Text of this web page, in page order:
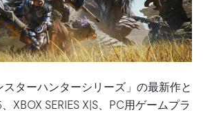
スターハンターシリーズ」の最新作と
XBOX SERIES X|S、PC用ゲームプラ